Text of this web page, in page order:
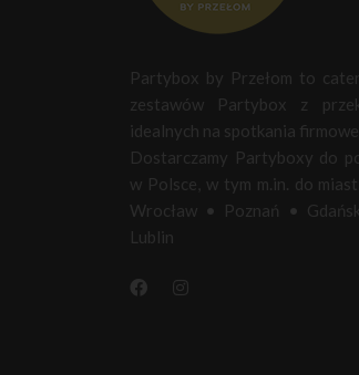
Partybox by Przełom to
zestawów Partybox z
idealnych na spotkania
Dostarczamy Partyboxy do
w Polsce, w tym m.in. do miast:
Wrocław • Poznań • Gdańsk
Lublin